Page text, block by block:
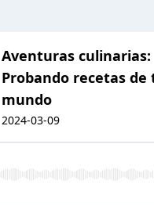
Aventuras culinarias:
Probando recetas de
mundo
2024-03-09